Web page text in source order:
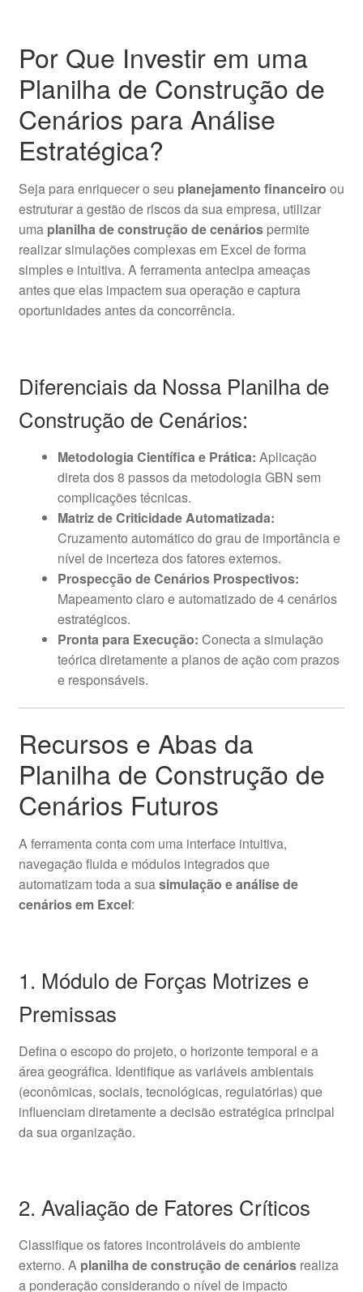
Por Que Investir em uma
Planilha de Construção de
Cenários para Análise
Estratégica?
Seja para enriquecer o seu planejamento financeiro ou
estruturar a gestão de riscos da sua empresa, utilizar
uma planilha de construção de cenáriospermite
realizar simulações complexas em Excel de forma
simples e intuitiva. A ferramenta antecipa ameaças
antes que elas impactem sua operação e captura
oportunidades antes da concorrência.
Diferenciais da Nossa Planilha de
Construção de Cenários:
Metodologia Científica e Prática: Aplicação
direta dos 8 passos da metodologia GBN sem
complicações técnicas.
Matriz de Criticidade Automatizada:
Cruzamento automático do grau de importância e
nível de incerteza dos fatores externos.
Prospecção de Cenários Prospectivos:
Mapeamento claro e automatizado de 4 cenários
estratégicos.
Pronta para Execução: Conecta a simulação
teórica diretamente a planos de ação com prazos
e responsáveis.
Recursos e Abas da
Planilha de Construção de
Cenários Futuros
A ferramenta conta com uma interface intuitiva,
navegação fluida e módulos integrados que
automatizam toda a suasimulação e análise de
cenários em Excel:
1. Módulo de Forças Motrizes e
Premissas
Defina o escopo do projeto, o horizonte temporal e a
área geográfica. Identifique as variáveis ambientais
(econômicas, sociais, tecnológicas, regulatórias) que
influenciam diretamente a decisão estratégica principal
da sua organização.
2. Avaliação de Fatores Críticos
Classifique os fatores incontroláveis do ambiente
externo. A planilha de construção de cenáriosrealiza
a ponderação considerando o nível de impacto